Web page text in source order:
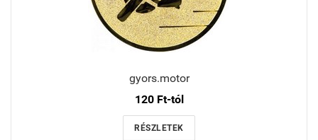
gyors.motor
120 Ft-tól
RÉSZLETEK